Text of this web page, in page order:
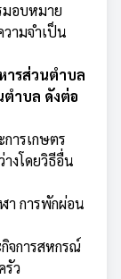
อบหมาย
ามจำเป็น
ารส่วนตำบล
ตำบล ดังต่อ
ารเกษตร
งโดยวิธีอื่น
การพักผ่อน
การสหกรณ์
ว